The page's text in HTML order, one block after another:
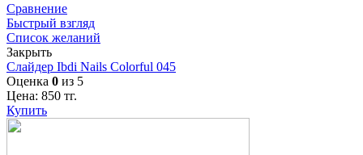
Сравнение
Быстрый взгляд
Список желаний
Закрыть
Слайдер Ibdi Nails Colorful 045
Оценка 0 из 5
Цена: 850 тг.
Купить